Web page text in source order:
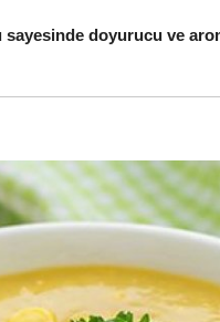
doyurucu ve